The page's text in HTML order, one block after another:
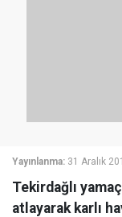
Yayınlanma: 31 Aralık
Tekirdağlı
atlayarak karlı